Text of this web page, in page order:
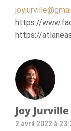
https://
https://
Joy Jurville
2 avril 2022 à